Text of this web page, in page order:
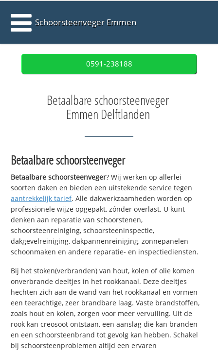
Schoorsteenveger Emmen
0591-238188
Betaalbare schoorsteenveger
Emmen Delftlanden
Betaalbare schoorsteenveger
Betaalbare schoorsteenveger? Wij werken op allerlei
soorten daken en bieden een uitstekende service tegen
aantrekkelijk tarief. Alle dakwerkzaamheden worden op
professionele wijze opgepakt, zónder overlast. U kunt
denken aan reparatie van schoorstenen,
schoorsteenreiniging, schoorsteeninspectie,
dakgevelreiniging, dakpannenreiniging, zonnepanelen
schoonmaken en andere reparatie- en inspectiediensten.
Bij het stoken(verbranden) van hout, kolen of olie komen
onverbrande deeltjes in het rookkanaal. Deze deeltjes
hechten zich aan de wand van het rookkanaal en vormen
een teerachtige, zeer brandbare laag. Vaste brandstoffen,
zoals hout en kolen, zorgen voor meer vervuiling. Uit de
rook kan creosoot ontstaan, een aanslag die kan branden
en een schoorsteenbrand tot gevolg kan hebben. Schakel
bij schoorsteenproblemen altijd een ervaren